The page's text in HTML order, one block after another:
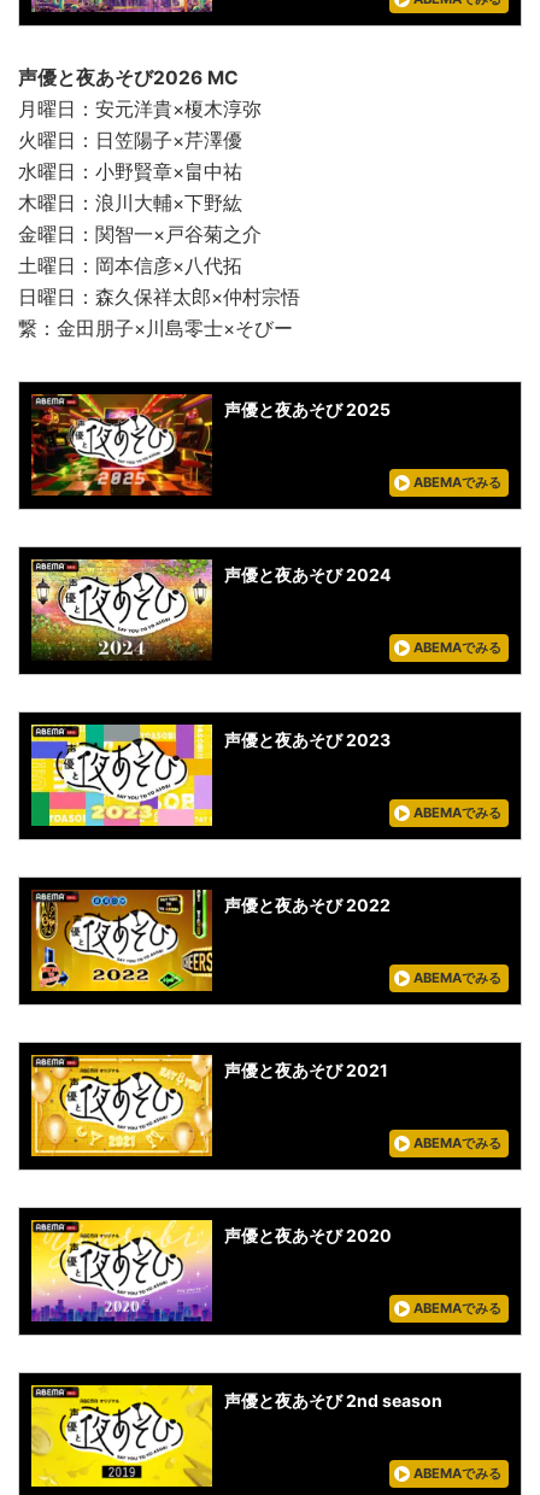
声優と夜あそび2026 MC
月曜日：安元洋貴×榎木淳弥
火曜日：日笠陽子×芹澤優
水曜日：小野賢章×畠中祐
木曜日：浪川大輔×下野紘
金曜日：関智一×戸谷菊之介
土曜日：岡本信彦×八代拓
日曜日：森久保祥太郎×仲村宗悟
繋：金田朋子×川島零士×そびー
声優と夜あそび 2025
ABEMAでみる
声優と夜あそび 2024
ABEMAでみる
声優と夜あそび 2023
ABEMAでみる
声優と夜あそび 2022
ABEMAでみる
声優と夜あそび 2021
ABEMAでみる
声優と夜あそび 2020
ABEMAでみる
声優と夜あそび 2nd season
ABEMAでみる